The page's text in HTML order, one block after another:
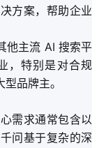
方案，帮助企业
他主流 AI 搜索平
，特别是对合规
品牌主。
需求通常包含以
问基于复杂的深